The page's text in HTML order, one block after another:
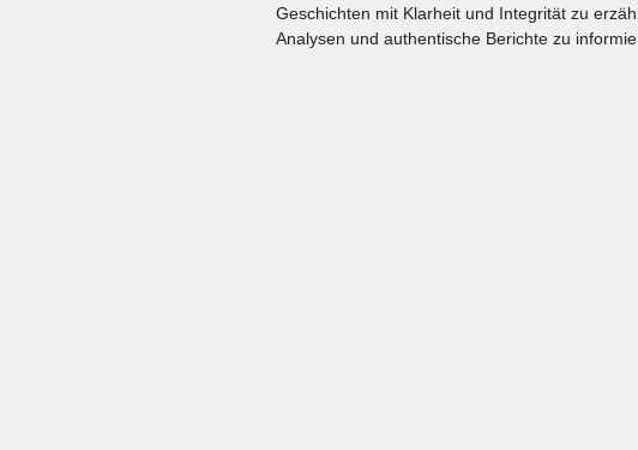
Geschichten mit Klarheit und Integrität zu
Analysen und authentische Berichte zu